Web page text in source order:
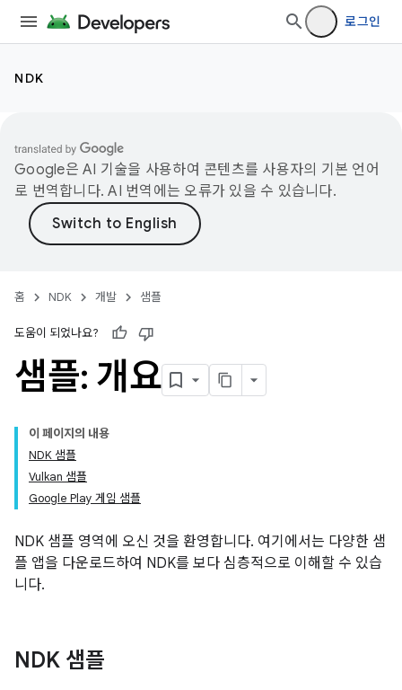
로그인
NDK
Google은 AI 기술을 사용하여 콘텐츠를 사용자의 기본 언어
로 번역합니다. AI 번역에는 오류가 있을 수 있습니다.
홈 NDK 개발 샘플
도움이 되었나요?
샘플: 개요
이 페이지의 내용
NDK 샘플
Vulkan 샘플
Google Play 게임 샘플
NDK 샘플 영역에 오신 것을 환영합니다. 여기에서는 다양한 샘
플 앱을 다운로드하여 NDK를 보다 심층적으로 이해할 수 있습
니다.
NDK 샘플